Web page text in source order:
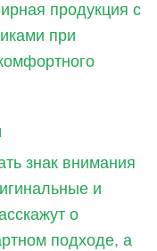
продукция с
при
знак внимания
и
о
подходе, а